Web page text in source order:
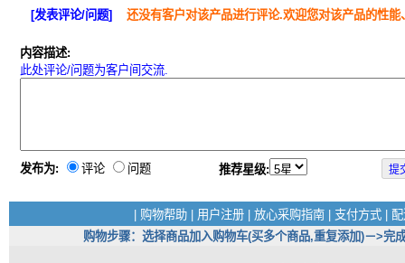
[发表评论/问题] 还没有客户对该产品进行评论.欢迎您对该产品的性
内容描述:
此处评论/问题为客户间交流.
发布为: 评论 问题 推荐星级:
购物帮助 用户注册 放心采购指南 支付方式
购物步骤：选择商品加入购物车(买多个商品,重复添加)－>